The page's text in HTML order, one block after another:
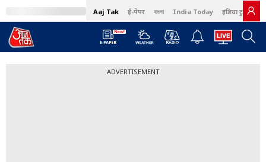
Aaj Tak ई-पेपर বাংলা India Today इंडिया टुडे हिंदी
ADVERTISEMENT